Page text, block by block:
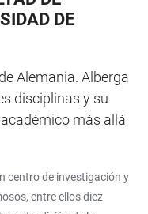
DE
Alemania. Alberga
disciplinas y su
más allá
centro de investigación y
entre ellos diez